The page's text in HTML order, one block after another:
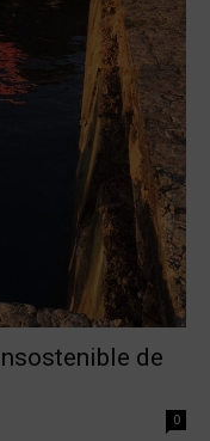
de
0